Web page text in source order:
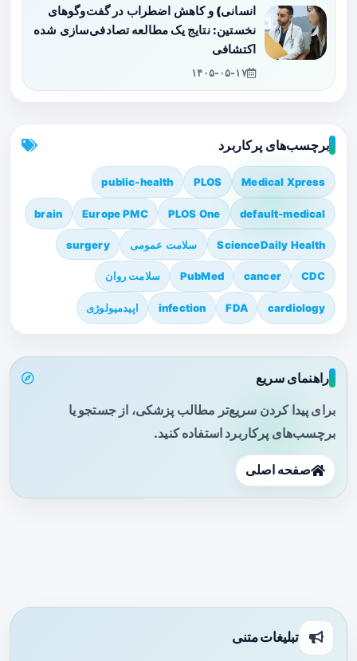
انسانی) و کاهش اضطراب در گفت‌وگوهای
نخستین: نتایج یک مطالعه تصادفی‌سازی شده
اکتشافی
۱۴۰۵-۰۵-۱۷
برچسب‌های پرکاربرد
Medical Xpress
PLOS
public-health
default-medical
PLOS One
Europe PMC
brain
ScienceDaily Health سلامت عمومی surgery
CDC
cancer
PubMed سلامت روان
cardiology
FDA
infection اپیدمیولوژی
راهنمای سریع
برای پیدا کردن سریع‌تر مطالب پزشکی، از جستجو یا
برچسب‌های پرکاربرد استفاده کنید.
صفحه اصلی
تبلیغات متنی